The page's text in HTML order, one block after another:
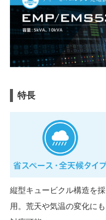
特長
縦型キュービクル構造を採
用。荒天や気温の変化にも